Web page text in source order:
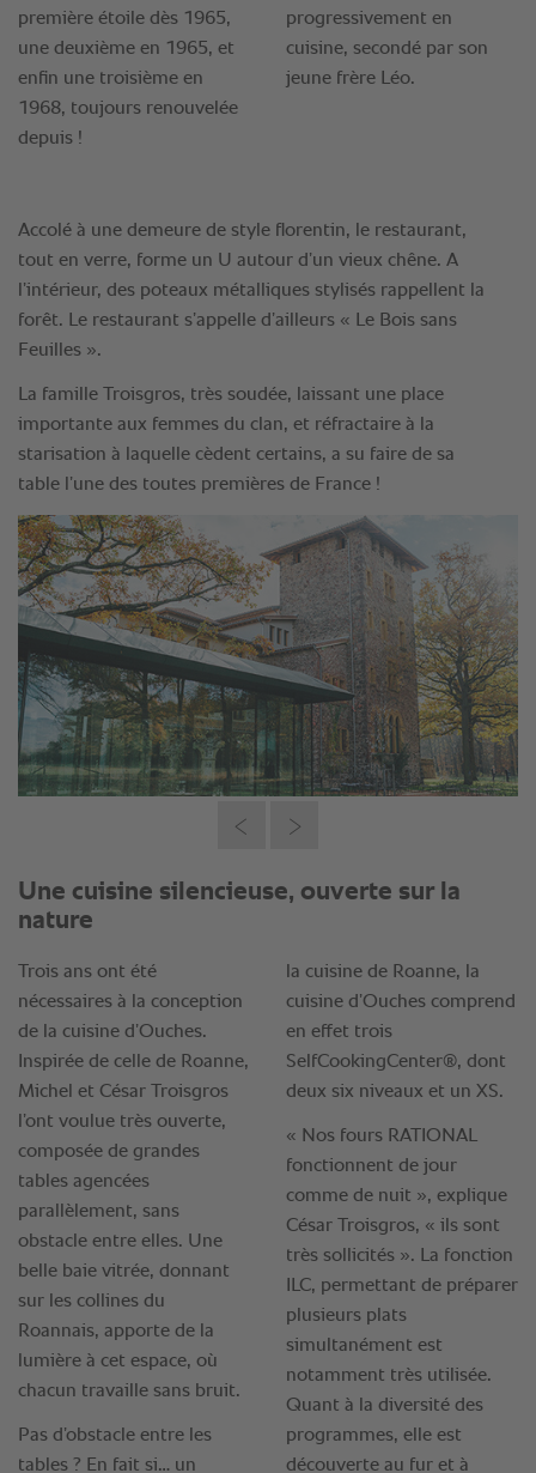
Accolé à une demeure de style florentin, le restaurant,
tout en verre, forme un U autour d’un vieux chêne. A
l’intérieur, des poteaux métalliques stylisés rappellent la
forêt. Le restaurant s’appelle d’ailleurs « Le Bois sans
Feuilles ».
La famille Troisgros, très soudée, laissant une place
importante aux femmes du clan, et réfractaire à la
starisation à laquelle cèdent certains, a su faire de sa
table l’une des toutes premières de France !